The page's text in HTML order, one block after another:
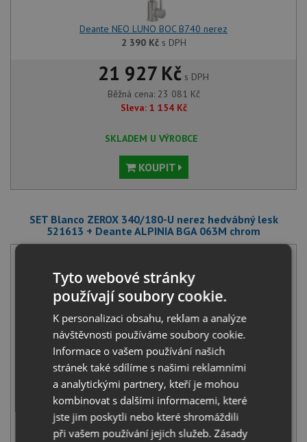
Deante NEO LUNO BOC B740 nerez
2 390 Kčs DPH
21 927 Kč s DPH
Běžná cena: 23 081 Kč
Sleva: 1 154 Kč
SKLADEM U VÝROBCE
KOUPIT
SET Blanco ZEROX 340/180-U nerez hedvábný lesk
521613 + Deante ALPINIA BGA 063M chrom
Blanco ZEROX 340/180-U nerez hedvábný lesk 521613
20 691 Kčs DPH
+
Tyto webové stránky
používají soubory cookie.
K personalizaci obsahu, reklam a analýze
návštěvnosti používáme soubory cookie.
Informace o vašem používání našich
stránek také sdílíme s našimi reklamními
a analytickými partnery, kteří je mohou
kombinovat s dalšími informacemi, které
jste jim poskytli nebo které shromáždili
při vašem používání jejich služeb.Zásady